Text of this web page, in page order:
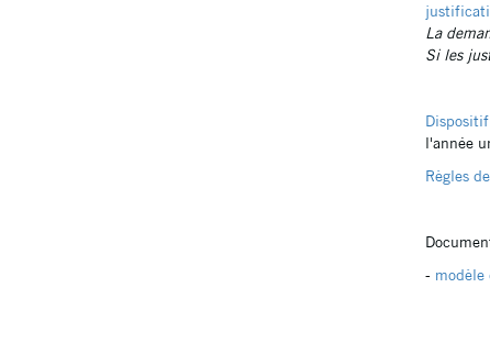
La
Si les
l'année
Règles
-